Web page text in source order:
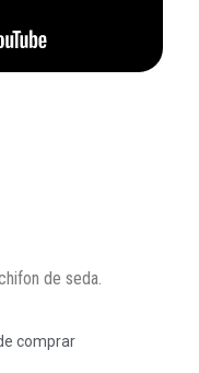
de seda.
comprar